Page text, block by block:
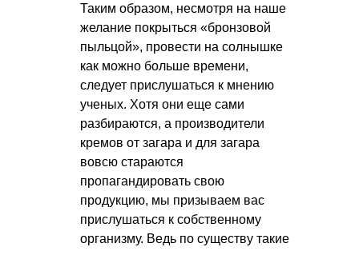
Таким образом, несмотря на наше
желание покрыться «бронзовой
пыльцой», провести на солнышке
как можно больше времени,
следует прислушаться к мнению
ученых. Хотя они еще сами
разбираются, а производители
кремов от загара и для загара
вовсю стараются
пропагандировать свою
продукцию, мы призываем вас
прислушаться к собственному
организму. Ведь по существу такие